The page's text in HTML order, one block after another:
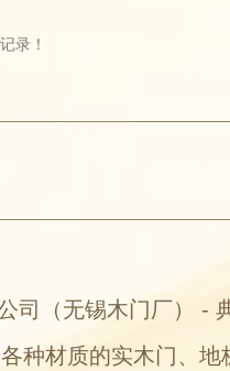
录！
（无锡木门厂） -
种材质的实木门、